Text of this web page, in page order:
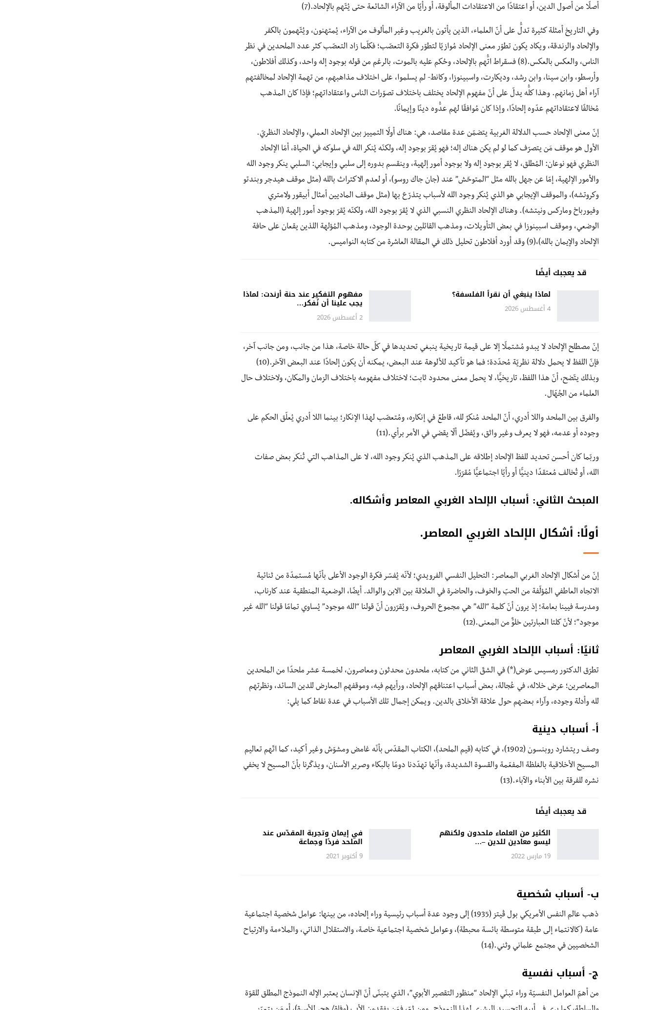
أصلًا من أصول الدين، أو اعتقادًا من الاعتقادات المألوفة، أو رأيًا من الآراء الشائعة حتى يُتّهم بالإلحاد.(7)
وفي التاريخ أمثلة كثيرة تدلُّ على أنّ العلماء، الذين يأتون بالغريب وغير المألوف من الآراء، يُمتهنون، ويُتّهمون بالكفر
والإلحاد والزندقة، ويكاد يكون تطوّر معنى الإلحاد مُوازيًا لتطوّر فكرة التعصّب؛ فكلّما زاد التعصّب كثر عدد الملحدين في نظر
الناس، والعكس بالعكس.(8) فسقراط اتُّهم بالإلحاد، وحُكم عليه بالموت، بالرغم من قوله بوجود إله واحد، وكذلك أفلاطون،
وأرسطو، وابن سينا، وابن رشد، وديكارت، واسبينوزا، وكانط- لم يسلموا، على اختلاف مذاهبهم، من تهمة الإلحاد لمخالفتهم
آراء أهل زمانهم. وهذا كلُّه يدلّ على أنّ مفهوم الإلحاد يختلف باختلاف تصوّرات الناس واعتقاداتهم؛ فإذا كان المذهب
مُخالفًا لاعتقاداتهم عدّوه إلحادًا، وإذا كان مُوافقًا لهم عدُّوه دينًا وإيمانًا.
إنّ معنى الإلحاد حسب الدلالة الغربية يتضمّن عدة مقاصد، هي: هناك أولًا التمييز بين الإلحاد العملي، والإلحاد النظريّ.
الأول هو موقف مَن يتصرّف كما لو لم يكن هناك إله؛ فهو يُقرّ بوجود إله، ولكنّه يُنكر الله في سلوكه في الحياة، أمّا الإلحاد
النظري فهو نوعان: المُطلق، لا يُقر بوجود إله ولا بوجود أمور إلهية، وينقسم بدوره إلى سلبي وإيجابي: السلبي ينكر وجود الله
والأمور الإلهية، إمّا عن جهل بالله مثل “المتوحّش” عند (جان جاك روسو)، أو لعدم الاكتراث بالله (مثل موقف هيدجر وبندتو
وكروتشه)، والموقف الإيجابي هو الذي يُنكر وجود الله لأسباب يتذرّع بها (مثل موقف الماديين أمثال أبيقور ولامتري
وفيورباخ وماركس ونيتشه). وهناك الإلحاد النظري النسبي الذي لا يُقرّ بوجود الله، ولكنّه يُقرّ بوجود أمور إلهية (المذهب
الوضعي، وموقف اسبينوزا في بعض التأويلات، ومذهب القائلين بوحدة الوجود، ومذهب المُؤلهة اللذين يقعان على حافة
الإلحاد والإيمان بالله)،(9) وقد أورد أفلاطون تحليل ذلك في المقالة العاشرة من كتابه النواميس.
قد يعجبك أيضًا
لماذا ينبغي أن نقرأ الفلسفة؟
4 أغسطس 2026
مفهوم التفكير عند حنة أرندت: لماذا
يجب علينا أن نُفكر…
2 أغسطس 2026
إنّ مصطلح الإلحاد لا يبدو مُشتملًا إلا على قيمة تاريخية ينبغي تحديدها في كلّ حالة خاصة، هذا من جانب، ومن جانب آخر،
فإنّ اللفظ لا يحمل دلالة نظريّة مُحدّدة؛ فما هو تأكيد للألوهة عند البعض، يمكنه أن يكون إلحادًا عند البعض الآخر.(10)
وبذلك يتّضح، أنّ هذا اللفظ، تاريخيًّا، لا يحمل معنى محدود ثابت؛ لاختلاف مفهومه باختلاف الزمان والمكان، ولاختلاف حال
العلماء من الجُهّال.
والفرق بين الملحد واللا أدري، أنّ الملحد مُنكرٌ لله، قاطعٌ في إنكاره، ومُتعصّب لهذا الإنكار؛ بينما اللا أدري يُعلّق الحكم على
وجوده أو عدمه، فهو لا يعرف وغير واثق، ويُفضّل ألّا يقضي في الأمر برأي.(11)
وربّما كان أحسن تحديد للفظ الإلحاد إطلاقه على المذهب الذي يُنكر وجود الله، لا على المذاهب التي تُنكر بعض صفات
الله، أو تُخالف مُعتقدًا دينيًّا أو رأيًا اجتماعيًّا مُقرّرًا.
المبحث الثاني: أسباب الإلحاد الغربي المعاصر وأشكاله.
أولًا: أشكال الإلحاد الغربي المعاصر.
إنّ من أشكال الإلحاد الغربي المعاصر: التحليل النفسي الفرويدي؛ لأنّه يُفسّر فكرة الوجود الأعلى بأنّها مُستمدّة من ثنائية
الاتجاه العاطفي المُؤلّفة من الحبّ والخوف، والحاضرة في العلاقة بين الابن والوالد. أيضًا، الوضعية المنطقية عند كارناب،
ومدرسة فيينا بعامة؛ إذ يرون أنّ كلمة “الله” هي مجموع الحروف، ويُقرّرون أنّ قولنا “الله موجود” يُساوي تمامًا قولنا “الله غير
موجود”؛ لأنّ كلتا العبارتين خلوٌّ من المعنى.(12)
ثانيًا: أسباب الإلحاد الغربي المعاصر
تطرّق الدكتور رمسيس عوض(*) في الشقّ الثاني من كتابه، ملحدون محدثون ومعاصرون، لخمسة عشر ملحدًا من الملحدين
المعاصرين؛ عرض خلاله، في عُجالة، بعض أسباب اعتناقهم الإلحاد، ورأيهم فيه، وموقفهم المعارض للدين السائد، ونظرتهم
لله وأدلة وجوده، وآراء بعضهم حول علاقة الأخلاق بالدين. ويمكن إجمال تلك الأسباب في عدة نقاط كما يلي:
أ- أسباب دينية
وصف ريتشارد روبنسون (1902)، في كتابه (قيم الملحد)، الكتاب المقدّس بأنّه غامض ومشوّش وغير أكيد، كما اتّهم تعاليم
المسيح الأخلاقية بالغلظة المفعّمة والقسوة الشديدة، وأنّها تهدّدنا دومًا بالبكاء وصرير الأسنان، ويذكّرنا بأنّ المسيح لا يخفي
نشره للفرقة بين الأبناء والآباء.(13)
قد يعجبك أيضًا
الكثير من العلماء ملحدون ولكنهم
ليسو معادين للدين –…
19 مارس 2022
في إيمان وتجربة المقدّس عند
الملحد فردًا وجماعة
9 أكتوبر 2021
ب- أسباب شخصية
ذهب عالم النفس الأمريكي بول ڤيتز (1935) إلى وجود عدة أسباب رئيسية وراء إلحاده، من بينها: عوامل شخصية اجتماعية
عامة (كالانتماء إلى طبقة متوسطة بائسة محبطة)، وعوامل شخصية اجتماعية خاصة، والاستقلال الذاتي، والملاءمة والارتياح
الشخصيين في مجتمع علماني وثني.(14)
ج- أسباب نفسية
من أهمّ العوامل النفسيّة وراء تبنّي الإلحاد “منظور التقصير الأبوي”، الذي يتبنّى أنّ الإنسان يعتبر الإله النموذج المطلق للقوّة